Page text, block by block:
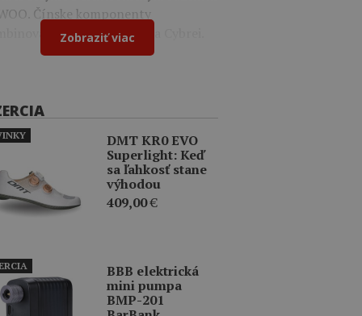
Čínske komponenty
s dielmi Shimano a Cybrei.
Zobraziť viac
DMT KR0 EVO
Superlight: Keď
sa ľahkosť stane
výhodou
409,00€
BBB elektrická
mini pumpa
BMP-201